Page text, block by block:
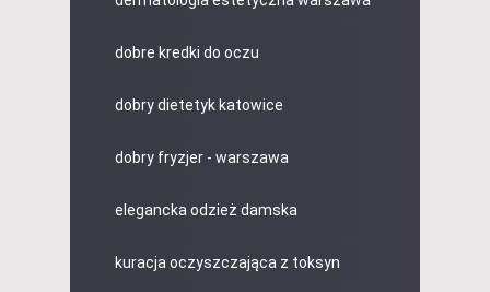
dobre kredki do oczu
dobry dietetyk katowice
dobry fryzjer - warszawa
elegancka odzież damska
kuracja oczyszczająca z toksyn